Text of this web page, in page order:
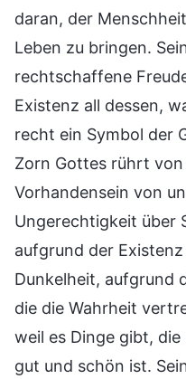
daran, der
Leben zu bringen.
rechtschaffene
Existenz all dessen,
recht ein Symbol der
Zorn Gottes rührt von
Vorhandensein von
Ungerechtigkeit über
aufgrund der
Dunkelheit, aufgrund
die die Wahrheit
weil es Dinge gibt,
gut und schön ist.